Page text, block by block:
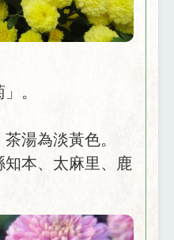
。
湯為淡黃色。
本、太麻里、鹿